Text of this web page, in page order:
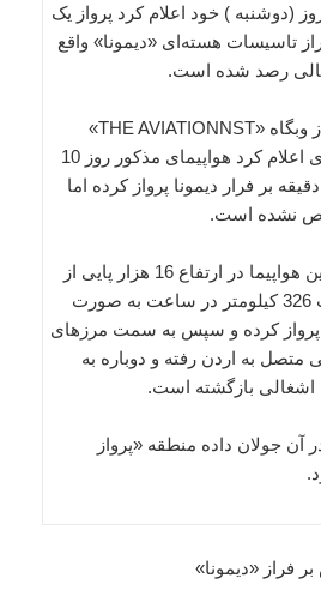
(دوشنبه ) خود اعلام کرد پرواز یک
تاسیسات هسته‌ای «دیمونا» واقع
رصد شده است.
روزنامه مذکور به نقل از وبگاه «THE AVIATIONNST»
متخصص در امور پروازی اعلام کرد هواپیمای مذکور روز 10
چند دقیقه بر فرار دیمونا پرواز کرده اما
نشده است.
بنا به گزارش مذکور، این هواپیما در ارتفاع 16 هزار پایی از
سطح زمین و با سرعت 326 کیلومتر در ساعت به صورت
پرواز کرده و سپس به سمت مرزهای
به اردن رفته و دوباره به
بازگشته است.
آن جولان داده منطقه «پرواز
فراز «دیمونا»